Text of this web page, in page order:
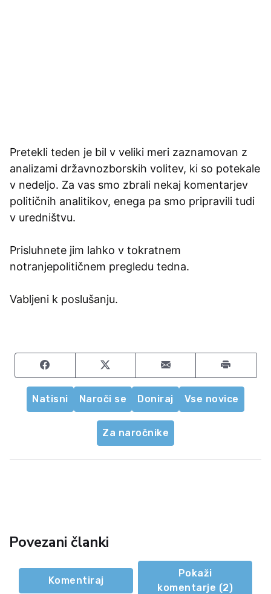
Pretekli teden je bil v veliki meri zaznamovan z
analizami državnozborskih volitev, ki so potekale
v nedeljo. Za vas smo zbrali nekaj komentarjev
političnih analitikov, enega pa smo pripravili tudi
v uredništvu.
Prisluhnete jim lahko v tokratnem
notranjepolitičnem pregledu tedna.
Vabljeni k poslušanju.
Share on FacebookShare on TwitterShare by email
Natisni Naroči se Doniraj Vse novice
Za naročnike
Povezani članki
Komentiraj
Pokaži
komentarje (2)